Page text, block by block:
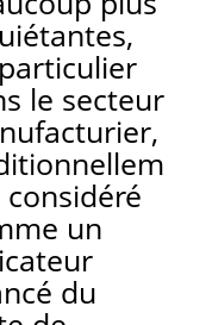
le secteur
un
du